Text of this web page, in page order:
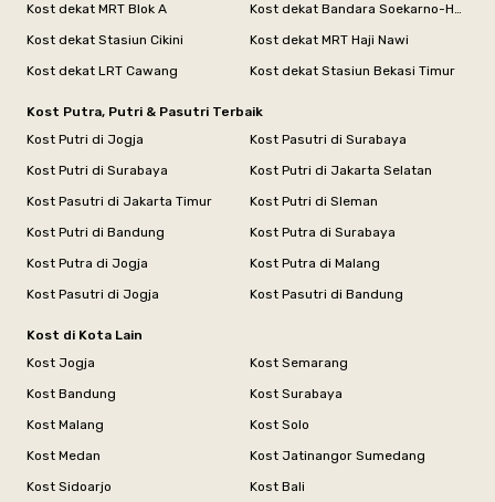
Kost dekat MRT Blok A
Kost dekat Bandara Soekarno-Hatta
Kost dekat Stasiun Cikini
Kost dekat MRT Haji Nawi
Kost dekat LRT Cawang
Kost dekat Stasiun Bekasi Timur
Kost Putra, Putri & Pasutri Terbaik
Kost Putri di Jogja
Kost Pasutri di Surabaya
Kost Putri di Surabaya
Kost Putri di Jakarta Selatan
Kost Pasutri di Jakarta Timur
Kost Putri di Sleman
Kost Putri di Bandung
Kost Putra di Surabaya
Kost Putra di Jogja
Kost Putra di Malang
Kost Pasutri di Jogja
Kost Pasutri di Bandung
Kost di Kota Lain
Kost Jogja
Kost Semarang
Kost Bandung
Kost Surabaya
Kost Malang
Kost Solo
Kost Medan
Kost Jatinangor Sumedang
Kost Sidoarjo
Kost Bali